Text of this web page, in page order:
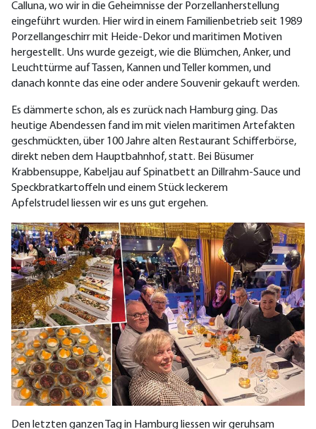
Calluna, wo wir in die Geheimnisse der Porzellanherstellung
eingeführt wurden. Hier wird in einem Familienbetrieb seit 1989
Porzellangeschirr mit Heide-Dekor und maritimen Motiven
hergestellt. Uns wurde gezeigt, wie die Blümchen, Anker, und
Leuchttürme auf Tassen, Kannen und Teller kommen, und
danach konnte das eine oder andere Souvenir gekauft werden.
Es dämmerte schon, als es zurück nach Hamburg ging. Das
heutige Abendessen fand im mit vielen maritimen Artefakten
geschmückten, über 100 Jahre alten Restaurant Schifferbörse,
direkt neben dem Hauptbahnhof, statt. Bei Büsumer
Krabbensuppe, Kabeljau auf Spinatbett an Dillrahm-Sauce und
Speckbratkartoffeln und einem Stück leckerem
Apfelstrudel liessen wir es uns gut ergehen.
Den letzten ganzen Tag in Hamburg liessen wir geruhsam